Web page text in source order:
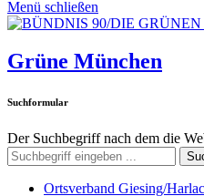
Menü schließen
Grüne München
Suchformular
Der Suchbegriff nach dem die
Ortsverband Giesing/